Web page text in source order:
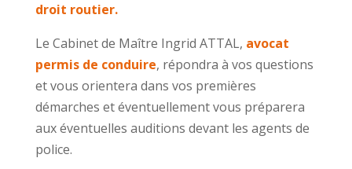
droit routier.
Le Cabinet de Maître Ingrid ATTAL, avocat
permis de conduire, répondra à vos questions
et vous orientera dans vos premières
démarches et éventuellement vous préparera
aux éventuelles auditions devant les agents de
police.